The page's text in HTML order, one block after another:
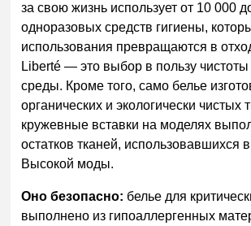
за свою жизнь использует от 10 000
одноразовых средств гигиены,
использования превращаются в
Liberté — это выбор в пользу
среды. Кроме того, само белье
органических и экологически чистых
кружевные вставки на моделях
остатков тканей, использовавшихся
Высокой моды.
Оно безопасно: белье для
выполнено из гипоаллергенных